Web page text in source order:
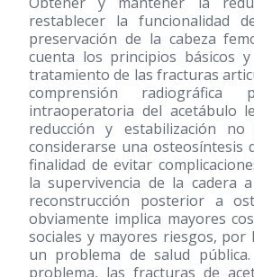
restablecer la funcionalidad
preservación de la cabeza
cuenta los principios básicos
tratamiento de las fracturas
comprensión radiográfica
intraoperatoria del acetábulo
reducción y estabilización
considerarse una osteosíntesis
finalidad de evitar
la supervivencia de la cadera
reconstrucción posterior a
obviamente implica mayores
sociales y mayores riesgos, por
un problema de salud
problema, las fracturas de